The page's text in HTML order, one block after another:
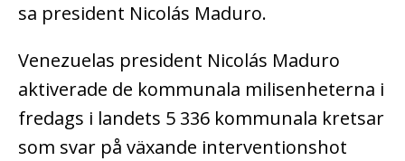
sa president Nicolás Maduro.
Venezuelas president Nicolás Maduro
aktiverade de kommunala milisenheterna i
fredags i landets 5 336 kommunala kretsar
som svar på växande interventionshot